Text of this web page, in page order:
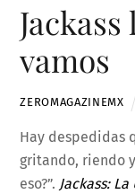
vamos
ZEROMAGAZINEMX
Hay despedidas
gritando, riendo
eso?”. Jackass: